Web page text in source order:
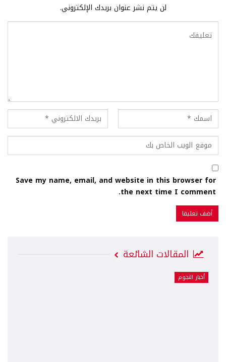
لن يتم نشر عنوان بريدك الإلكتروني.
Save my name, email, and website in this browser for
the next time I comment.
المقالات الشائعة
أخبار النجوم